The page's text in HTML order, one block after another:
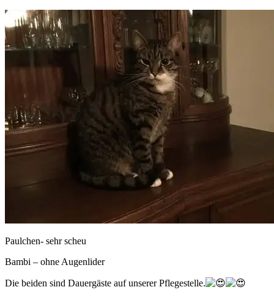
Paulchen- sehr scheu
Bambi – ohne Augenlider
Die beiden sind Dauergäste auf unserer Pflegestelle.